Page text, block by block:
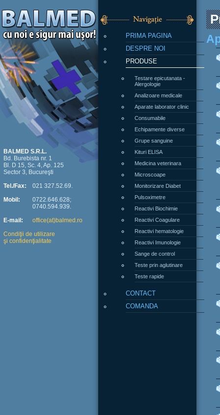
PRIMA PAGINA
DESPRE NOI
PRODUSE
Testare epicutanata -
Alergologie
Analizoare medicale
Aparate laborator clinic
Consumabile
Echipamente diverse
Grupe sanguine
Kituri ELISA
Medicina veterinara
Microscoape
Monitorizare Diabet
Pulsoximetre
Reactivi Biochimie
Reactivi Coagulare
Reactivi hematologie
Reactivi Imunologie
Sange de control
Teste prin aglutinare
Teste rapide
CONTACT
COMANDA
BALMED S.R.L.
Bd. Burebista nr. 1
Bl. D 15, Sc. 4, Ap. 125
Sector 3, Bucureşti
Tel./Fax:
Mobil:
E-mail:
021 327.52.69.
0722.646.628;
0740.594.939.
office(at)balmed.ro
Condiţii de utilizare
şi confidenţialitate